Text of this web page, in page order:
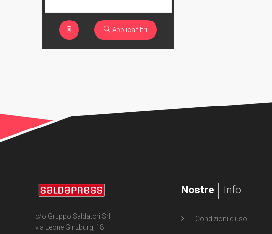
Applica filtri
c/o Gruppo Saldatori Srl
via Leone Ginzburg, 18
Nostre Info
Condizioni d'uso